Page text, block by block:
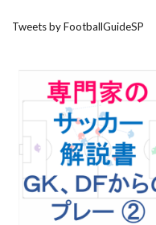
Tweets by FootballGuideSP